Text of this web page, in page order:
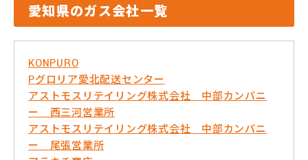
愛知県のガス会社一覧
KONPURO
Pグロリア愛北配送センター
アストモスリテイリング株式会社 中部カンパニ
ー 西三河営業所
アストモスリテイリング株式会社 中部カンパニ
ー 尾張営業所